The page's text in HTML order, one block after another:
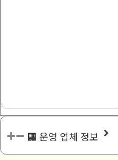
🏢 운영 업체 정보